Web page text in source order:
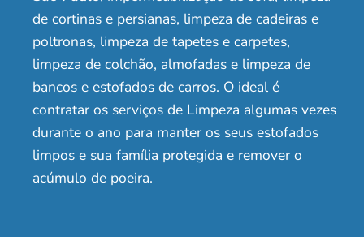
de cortinas e persianas, limpeza de cadeiras e
poltronas, limpeza de tapetes e carpetes,
limpeza de colchão, almofadas e limpeza de
bancos e estofados de carros. O ideal é
contratar os serviços de Limpeza algumas vezes
durante o ano para manter os seus estofados
limpos e sua família protegida e remover o
acúmulo de poeira.